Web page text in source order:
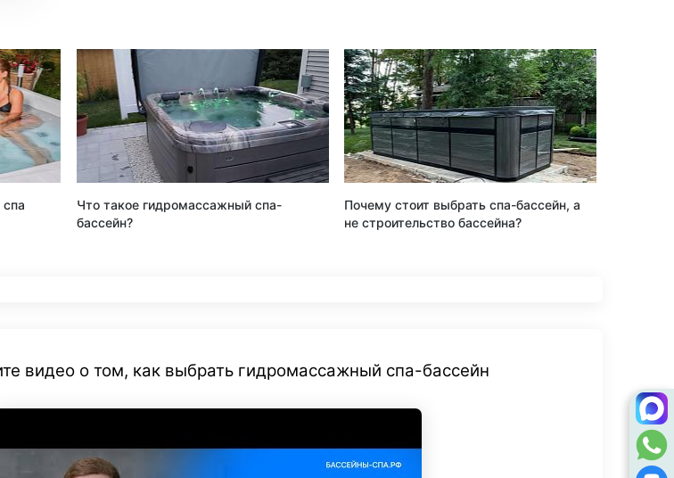
Что такое гидромассажный спа-
бассейн?
Почему стоит выбрать спа-бассейн, а
не строительство бассейна?
видео о том, как выбрать гидромассажный спа-бассейн